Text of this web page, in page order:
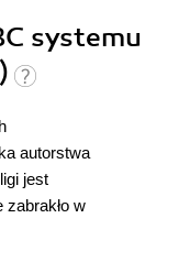
systemu
autorstwa
jest
zabrakło w